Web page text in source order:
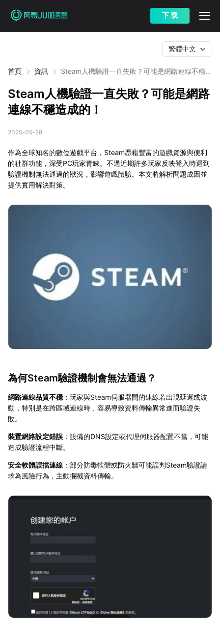
下 载
首頁 資訊
Steam人機驗證一直失敗？可能是網路連線不穩造
繁體中文
Steam人機驗證一直失敗？可能是網路
連線不穩造成的！
2025-05-28
作為全球知名的數位遊戲平台，Steam憑藉豐富的遊戲資源與便利
的社群功能，深受PC玩家青睞。不過近期許多玩家反映登入時遇到
驗證機制無法通過的狀況，影響遊戲體驗。本文將解析問題成因並
提供實用解決對策。
為何Steam驗證機制會無法通過？
網路連線品質不穩 ：玩家與Steam伺服器間的連線若出現延遲或波
動，特別是在跨區域連線時，容易導致資料傳輸異常進而驗證失
敗。
裝置網路設定錯誤 ：設備的DNS設定或代理伺服器配置不當，可能
造成驗證流程中斷。
安全軟體誤擋連線 ：部分防毒軟體或防火牆可能誤判Steam驗證請
求為風險行為，主動攔截資料傳輸。